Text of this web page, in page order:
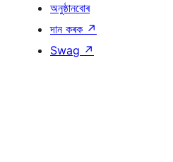
অনুষ্ঠানবোৰ
দান কৰক ↗
Swag ↗